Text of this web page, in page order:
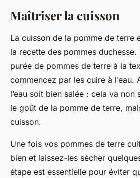
Maîtriser la cuisson
La cuisson de la pomme de terre
la recette des pommes
purée de pommes de terre à la
commencez par les cuire à l’eau.
l’eau soit bien salée : cela va non
le goût de la pomme de terre,
cuisson.
Une fois vos pommes de terre
bien et laissez-les sécher
étape est essentielle pour éviter